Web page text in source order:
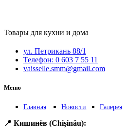
Товары для кухни и дома
ул. Петрикань 88/1
Телефон: 0 603 7 55 11
vaisselle.smm@gmail.com
Меню
Главная Новости Галерея
📍 Кишинёв (Chișinău):